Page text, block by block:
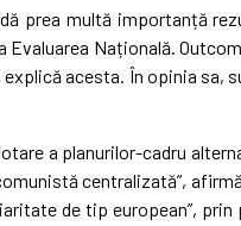
prea multă importanță
Națională.
acesta. În opinia
a planurilor-cadru
centralizată”,
de tip european”,